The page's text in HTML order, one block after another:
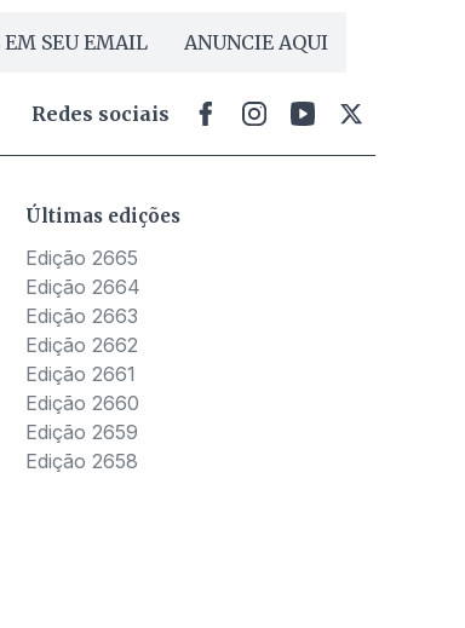
EM SEU EMAIL ANUNCIE AQUI
Redes sociais
Últimas edições
Edição 2665
Edição 2664
Edição 2663
Edição 2662
Edição 2661
Edição 2660
Edição 2659
Edição 2658